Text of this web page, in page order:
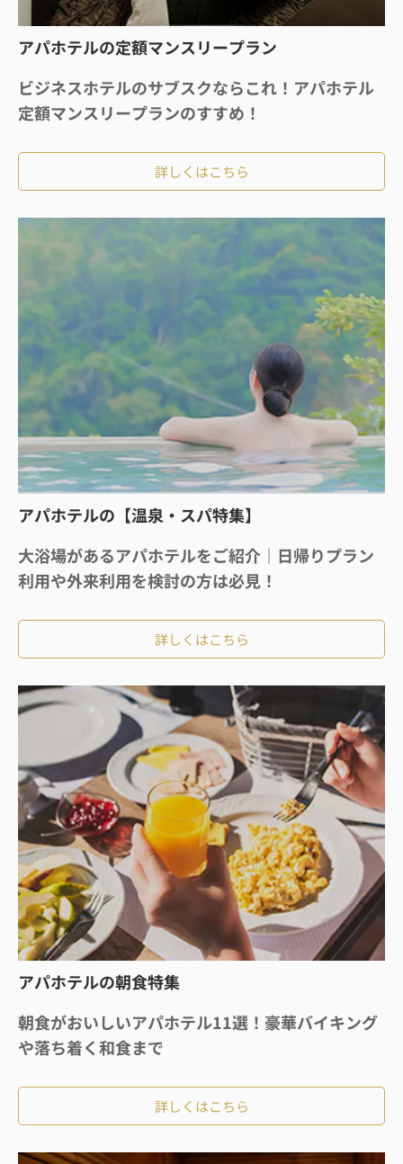
アパホテルの定額マンスリープラン
ビジネスホテルのサブスクならこれ！アパホテル
定額マンスリープランのすすめ！
詳しくはこちら
アパホテルの【温泉・スパ特集】
大浴場があるアパホテルをご紹介｜日帰りプラン
利用や外来利用を検討の方は必見！
詳しくはこちら
アパホテルの朝食特集
朝食がおいしいアパホテル11選！豪華バイキング
や落ち着く和食まで
詳しくはこちら